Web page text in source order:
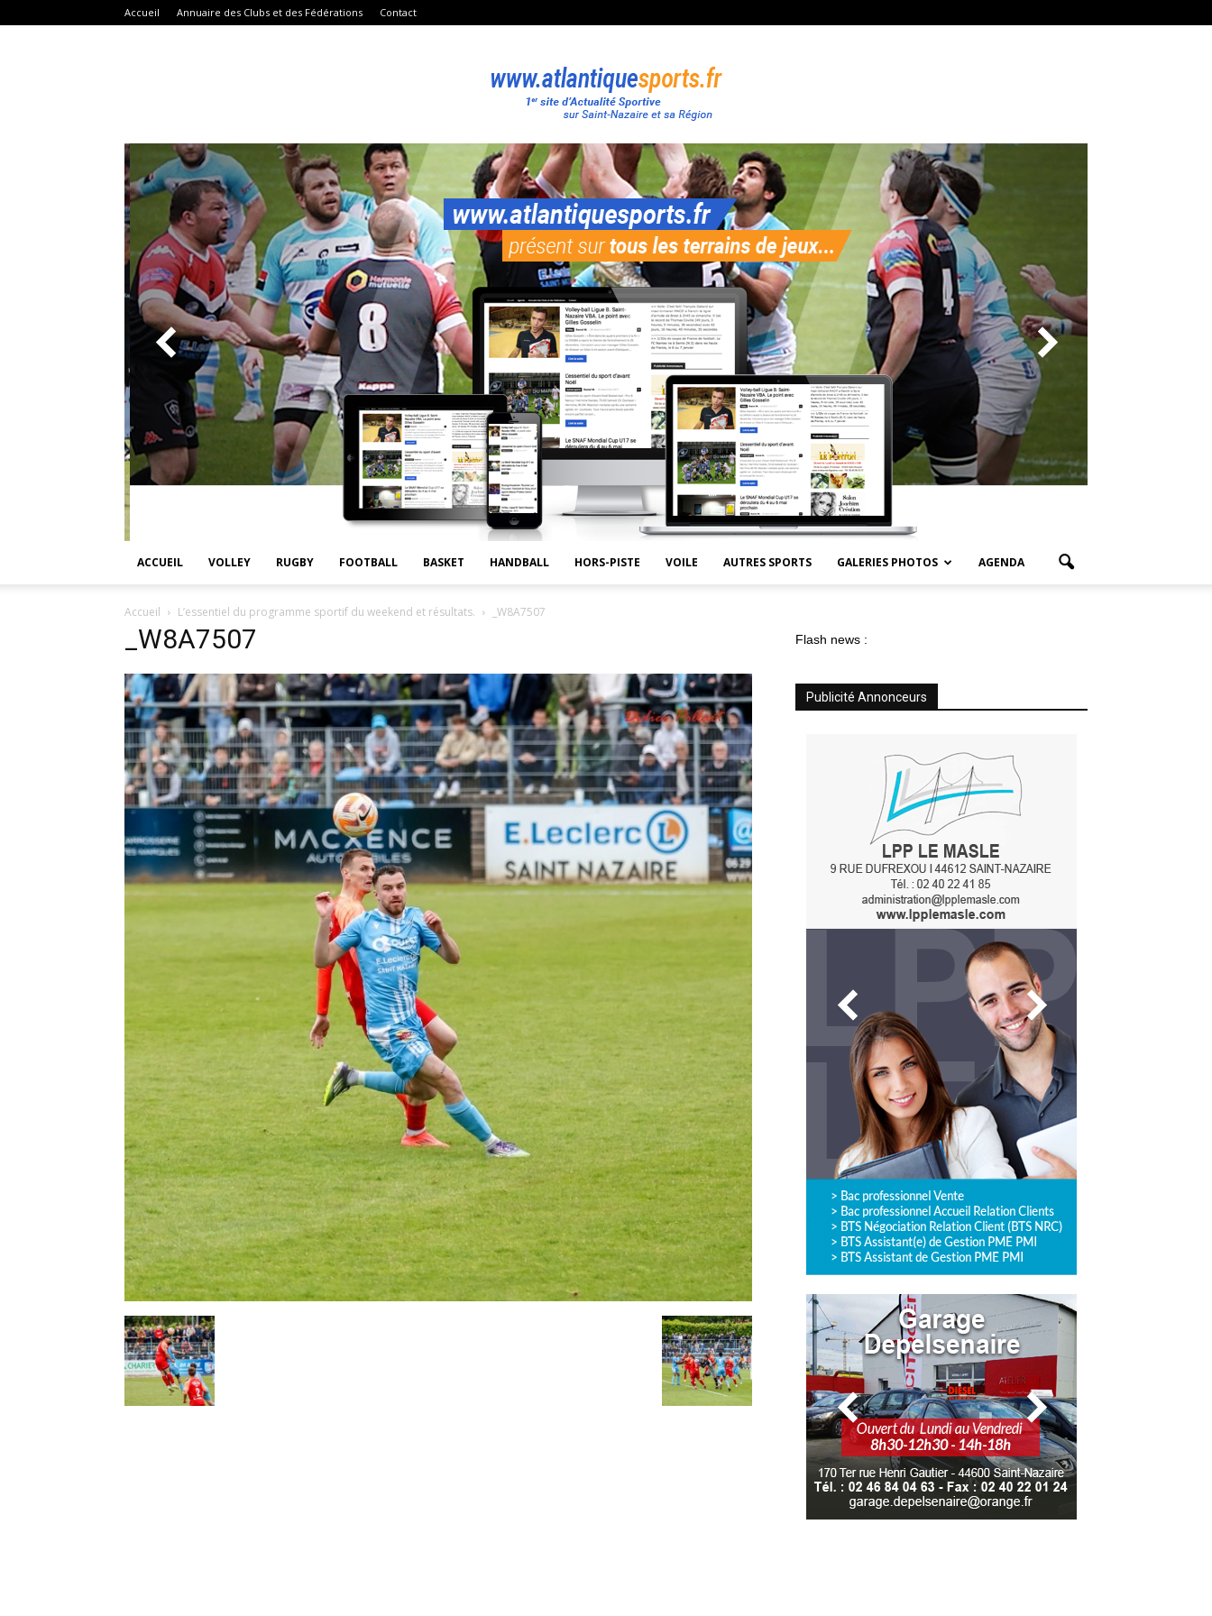
Accueil Annuaire des Clubs et des Fédérations Contact
Atlantique
Sport
ACCUEIL VOLLEY RUGBY FOOTBALL BASKET HANDBALL HORS-PISTE VOILE AUTRES SPORTS GALERIES PHOTOS AGENDA
Accueil L’essentiel du programme sportif du weekend et résultats. _W8A7507
_W8A7507 Flash news :
Publicité Annonceurs